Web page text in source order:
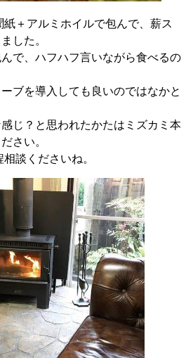
紙＋アルミホイルで包んで、薪ス
した。
で、ハフハフ言いながら食べるの
ブを導入しても良いのではなかと
じ？と思われたかたはミズカミ本
さい。
談くださいね。